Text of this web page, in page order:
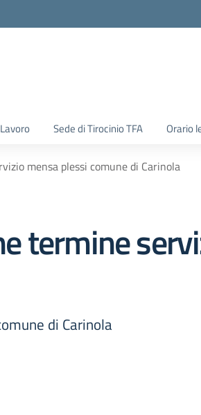
Sede di Tirocinio TFA Orario
mensa plessi comune di Carinola
termine
di Carinola